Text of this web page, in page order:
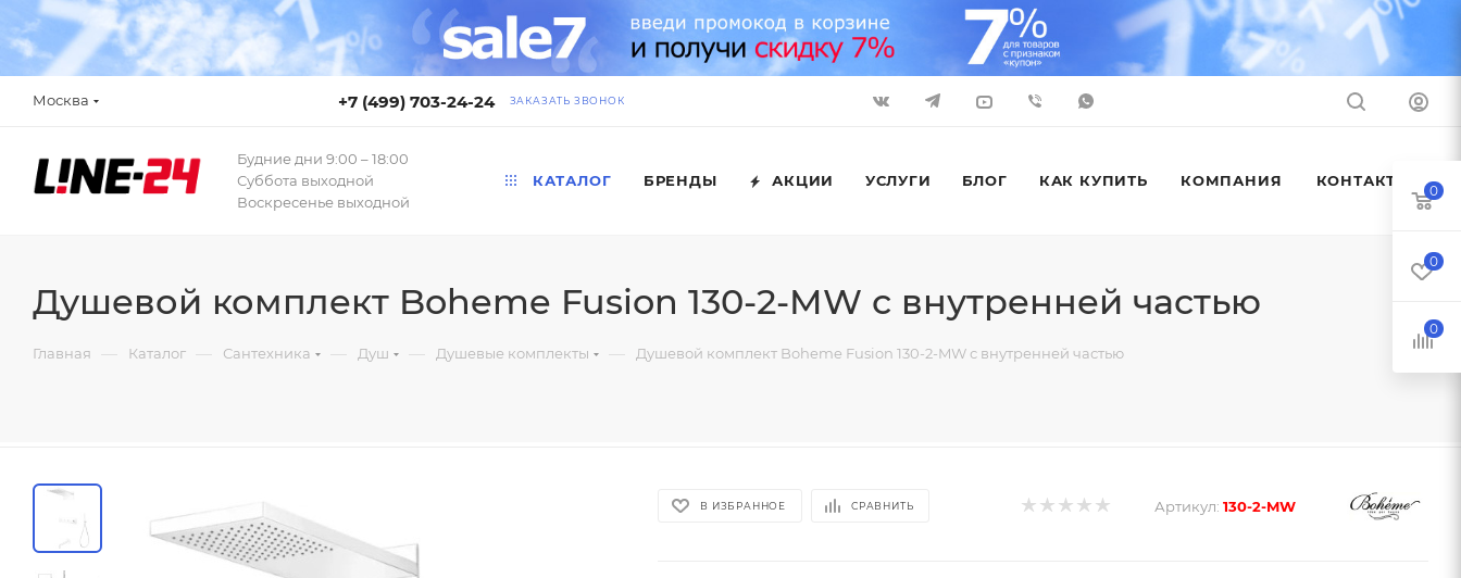
Москва +7 (499) 703-24-24 ЗАКАЗАТЬ ЗВОНОК
Будние дни 9:00 – 18:00
Суббота выходной
Воскресенье выходной
КАТАЛОГ БРЕНДЫ АКЦИИ УСЛУГИ БЛОГ КАК КУПИТЬ КОМПАНИЯ КОНТАКТЫ
Душевой комплект Boheme Fusion 130-2-MW с внутренней частью
Главная — Каталог — Сантехника — Душ — Душевые комплекты — Душевой комплект Boheme Fusion 130-2-MW с внутренней частью
В ИЗБРАННОЕ СРАВНИТЬ Артикул: 130-2-MW
0
0
0